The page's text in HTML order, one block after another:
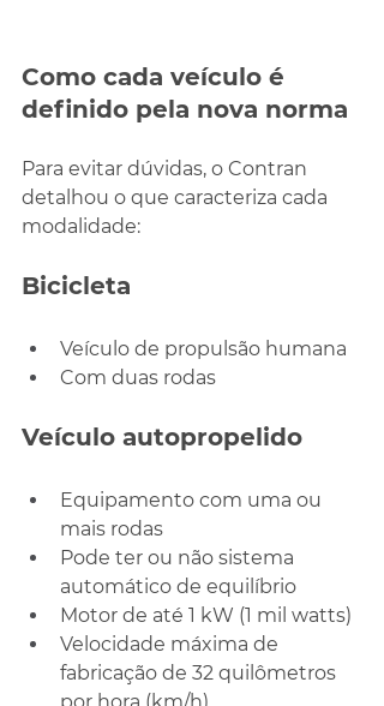
Como cada veículo é
definido pela nova norma
Para evitar dúvidas, o Contran
detalhou o que caracteriza cada
modalidade:
Bicicleta
Veículo de propulsão humana
Com duas rodas
Veículo autopropelido
Equipamento com uma ou
mais rodas
Pode ter ou não sistema
automático de equilíbrio
Motor de até 1 kW (1 mil watts)
Velocidade máxima de
fabricação de 32 quilômetros